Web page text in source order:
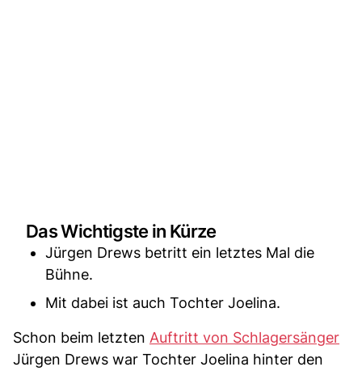
Das Wichtigste in Kürze
Jürgen Drews betritt ein letztes Mal die
Bühne.
Mit dabei ist auch Tochter Joelina.
Schon beim letzten Auftritt von Schlagersänger
Jürgen Drews war Tochter Joelina hinter den